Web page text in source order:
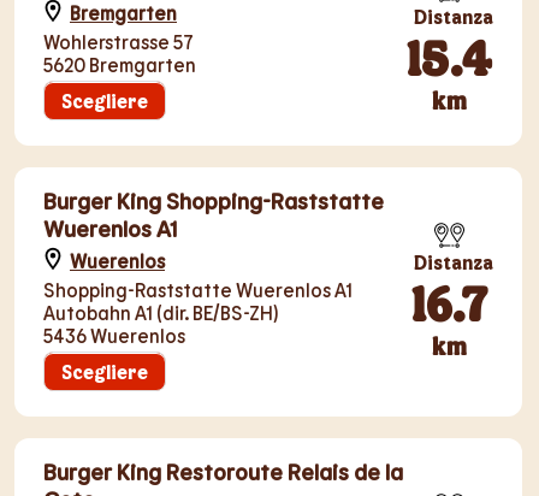
Bremgarten
Wohlerstrasse 57
5620 Bremgarten
Scegliere
Distanza
15.4
km
Burger King Shopping-Raststatte
Wuerenlos A1
Wuerenlos
Shopping-Raststatte Wuerenlos A1
Autobahn A1 (dir. BE/BS-ZH)
5436 Wuerenlos
Scegliere
Distanza
16.7
km
Burger King Restoroute Relais de la